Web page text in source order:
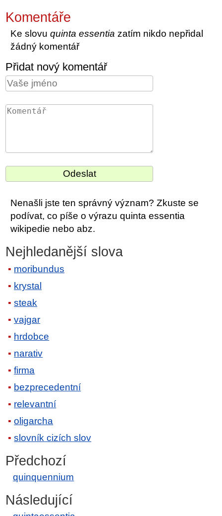
Komentáře
Ke slovuquinta essentia zatím nikdo nepřidal
žádný komentář
Přidat nový komentář
Nenašli jste ten správný význam? Zkuste se
podívat, co píše o výrazu quinta essentia
wikipedie nebo abz.
Nejhledanější slova
moribundus
krystal
steak
vajgar
hrdobce
narativ
firma
bezprecedentní
relevantní
oligarcha
slovník cizích slov
Předchozí
quinquennium
Následující